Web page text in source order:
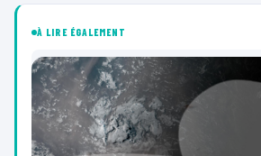
À LIRE ÉGALEMENT